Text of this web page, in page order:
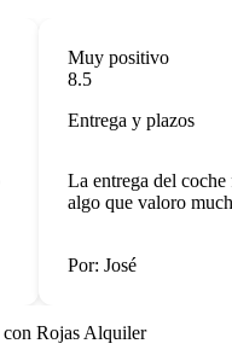
Muy positivo
8.5
Entrega y plazos
La entrega del coche
algo que valoro
Por: José
con Rojas Alquiler